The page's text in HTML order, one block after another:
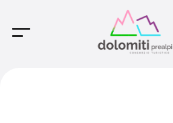
Main Navigation